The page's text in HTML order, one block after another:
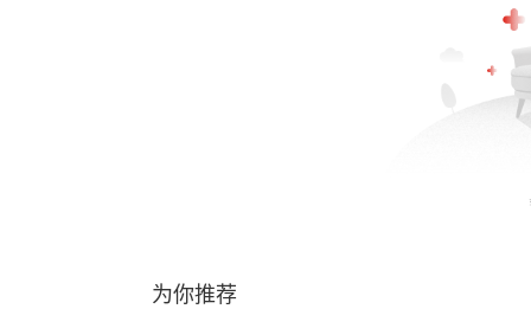
为你推荐